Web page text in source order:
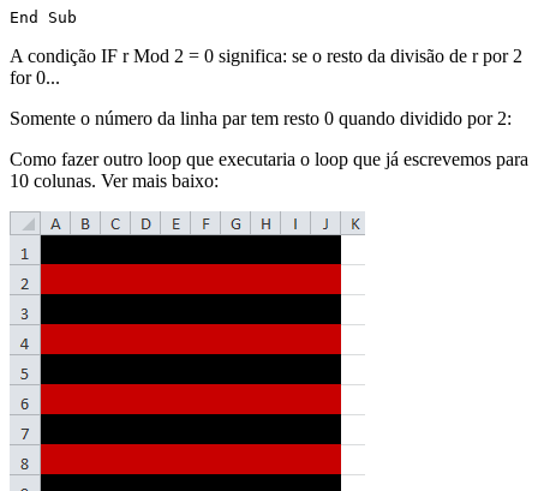
A condição IF r Mod 2 = 0 significa: se o resto da divisão de r por 2
for 0...
Somente o número da linha par tem resto 0 quando dividido por 2:
Como fazer outro loop que executaria o loop que já escrevemos para
10 colunas. Ver mais baixo: